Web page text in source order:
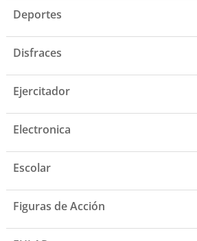
Deportes
Disfraces
Ejercitador
Electronica
Escolar
Figuras de Acción